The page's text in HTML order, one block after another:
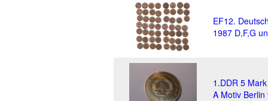
EF12.
1987 D,F,G
1.DDR 5
A Motiv